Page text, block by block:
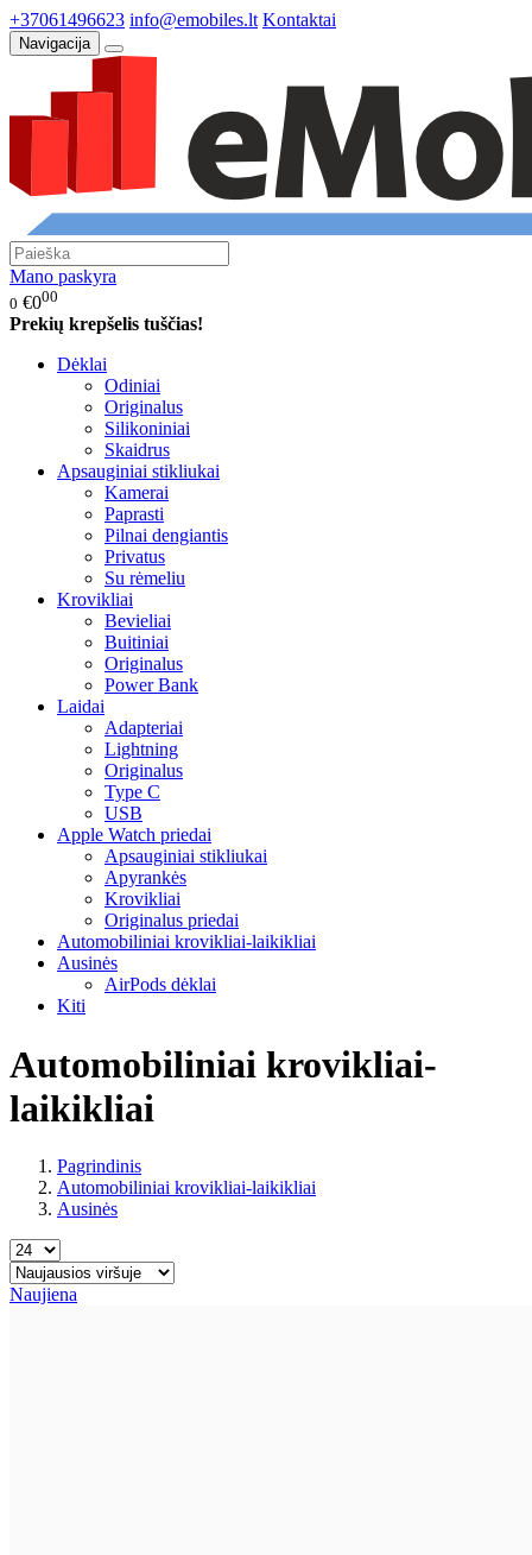
+37061496623 info@emobiles.lt Kontaktai
Navigacija
Mano paskyra
0 €000
Prekių krepšelis tuščias!
Dėklai
Odiniai
Originalus
Silikoniniai
Skaidrus
Apsauginiai stikliukai
Kamerai
Paprasti
Pilnai dengiantis
Privatus
Su rėmeliu
Krovikliai
Bevieliai
Buitiniai
Originalus
Power Bank
Laidai
Adapteriai
Lightning
Originalus
Type C
USB
Apple Watch priedai
Apsauginiai stikliukai
Apyrankės
Krovikliai
Originalus priedai
Automobiliniai krovikliai-laikikliai
Ausinės
AirPods dėklai
Kiti
Automobiliniai krovikliai-
laikikliai
Pagrindinis
Automobiliniai krovikliai-laikikliai
Ausinės
Naujiena